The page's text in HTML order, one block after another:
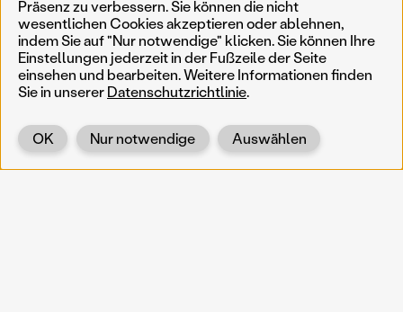
Zurück
Präsenz zu verbessern. Sie können die nicht
wesentlichen Cookies akzeptieren oder ablehnen,
indem Sie auf "Nur notwendige" klicken. Sie können Ihre
Einstellungen jederzeit in der Fußzeile der Seite
einsehen und bearbeiten. Weitere Informationen finden
Sie in unsererDatenschutzrichtlinie.
Auswählen
Nur notwendige
OK